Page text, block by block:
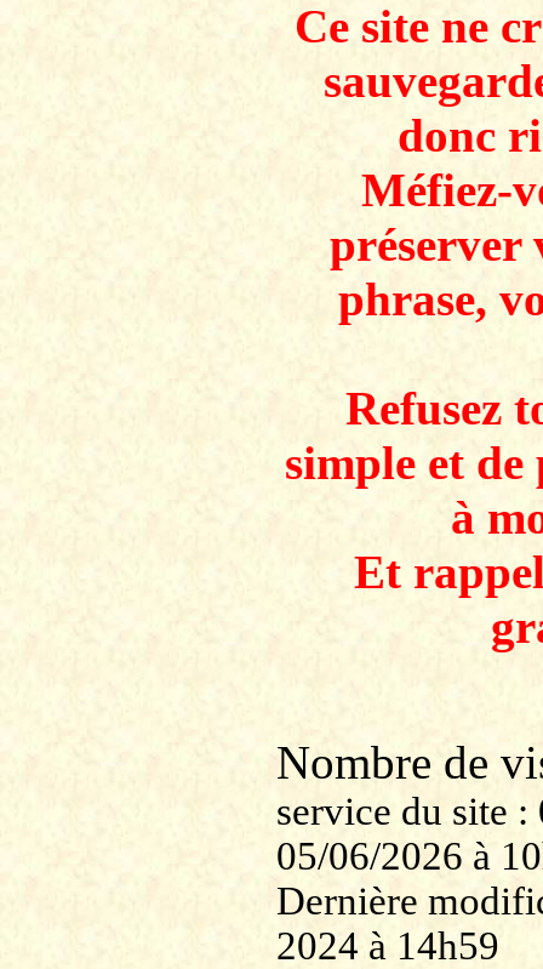
Ce site ne
donc
Méfiez-
préserver
phrase,
Refusez
simple et
à
Et
Nombre de
service du site
05/06/2026 à
Dernière
2024 à 14h59